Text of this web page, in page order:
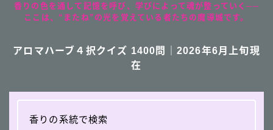
香りの色を通して記憶を呼び、学びによって魂が整っていく──
ここは、“またね”の光を覚えている者たちの魔導城です。
アロマハーブ４択クイズ 1400問｜2026年6月上旬現
在
香りの系統で検索